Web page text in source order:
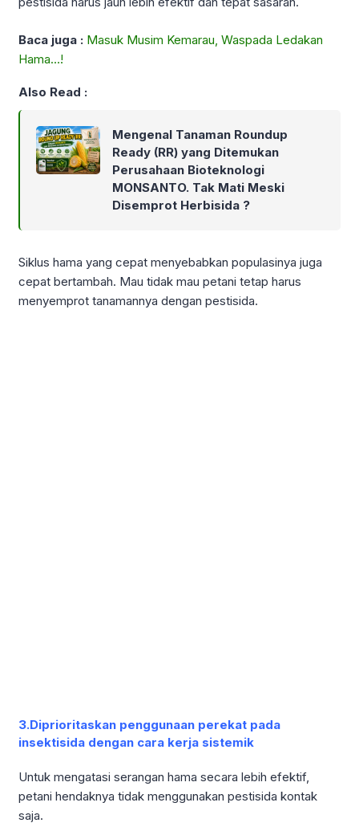
Baca juga : Masuk Musim Kemarau, Waspada Ledakan
Hama…!
Also Read :
Mengenal Tanaman Roundup
Ready (RR) yang Ditemukan
Perusahaan Bioteknologi
MONSANTO. Tak Mati Meski
Disemprot Herbisida ?
Siklus hama yang cepat menyebabkan populasinya juga
cepat bertambah. Mau tidak mau petani tetap harus
menyemprot tanamannya dengan pestisida.
3.Diprioritaskan penggunaan perekat pada
insektisida dengan cara kerja sistemik
Untuk mengatasi serangan hama secara lebih efektif,
petani hendaknya tidak menggunakan pestisida kontak
saja.